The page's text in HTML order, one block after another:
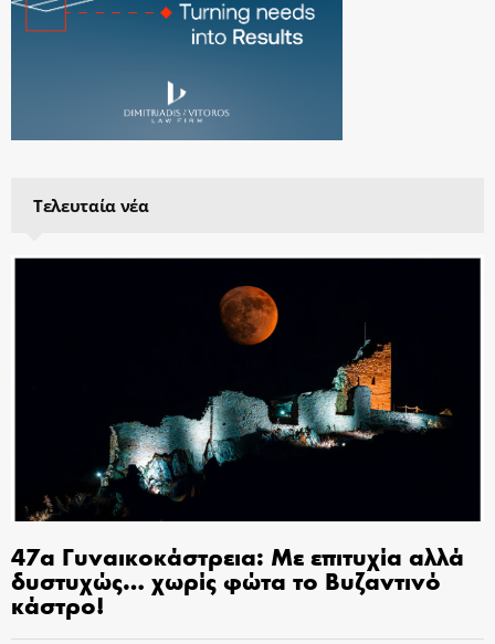
Τελευταία νέα
47α Γυναικοκάστρεια: Με επιτυχία αλλά
δυστυχώς… χωρίς φώτα το Βυζαντινό
κάστρο!